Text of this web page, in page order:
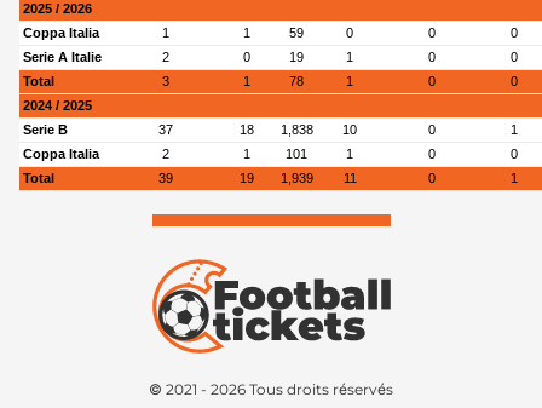
2025 / 2026
Coppa Italia
1 1 59 0 0
0
Serie A Italie
2 0 19 1 0
0
Total
3 1 78 1 0
0
2024 / 2025
Serie B
37 18 1,838 10 0
1
Coppa Italia
2 1 101 1 0
0
Total
39 19 1,939 11 0 1
© 2021 - 2026 Tous droits réservés